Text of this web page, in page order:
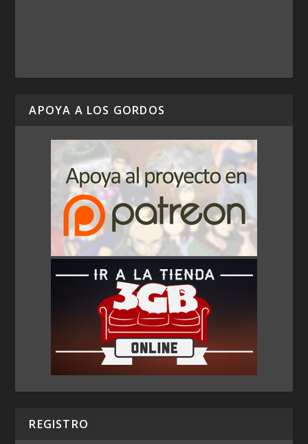
APOYA A LOS GORDOS
REGISTRO